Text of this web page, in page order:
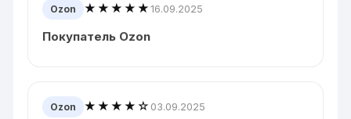
Ozon ★★★★★16.09.2025
Покупатель Ozon
Ozon ★★★★☆ 03.09.2025